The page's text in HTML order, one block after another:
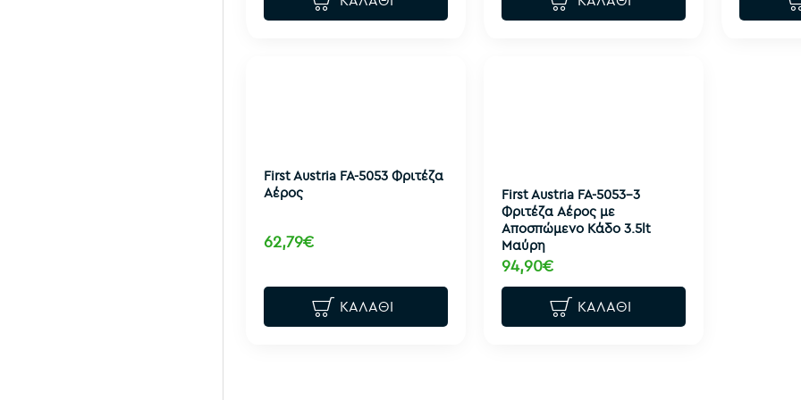
First Austria FA-5053 Φριτέζα
Αέρος
62,79€
ΚΑΛΆΘΙ
First Austria FA-5053-3
Φριτέζα Αέρος με
Αποσπώμενο Κάδο 3.5lt
Μαύρη
94,90€
ΚΑΛΆΘΙ